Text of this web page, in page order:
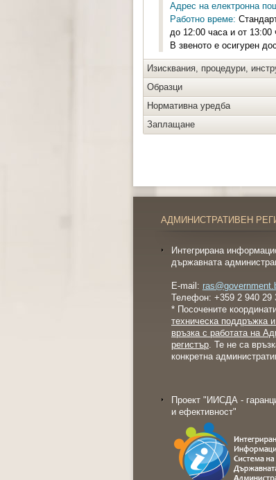
Адрес на електронна
Работно време:
до 12:00 часа и от 13:00
В звеното е осигурен
Изисквания, процедури,
Образци
Нормативна уредба
Заплащане
АДМИНИСТРАТИВЕН
Интегрирана
държавната
E-mail:
Телефон: +359 2 940 29
* Посочените
техническа поддръжка
връзка с работата на
регистър. Те не са
конкретна
Проект "ИИСДА -
и ефективност"